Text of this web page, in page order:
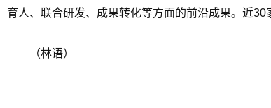
育人、联合研发、成果转化等方面的前沿成果。近
（林语）